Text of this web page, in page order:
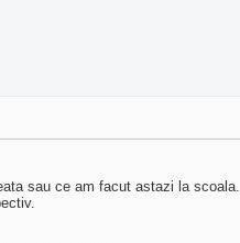
sau ce am facut astazi la scoala.